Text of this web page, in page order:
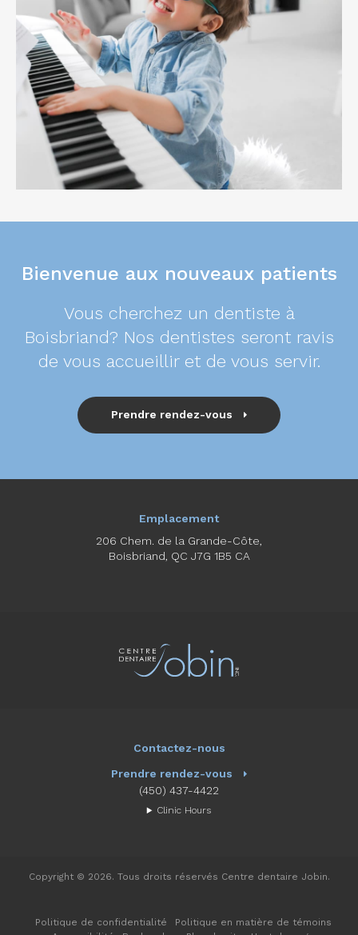
Bienvenue aux nouveaux patients
Vous cherchez un dentiste à
Boisbriand? Nos dentistes seront ravis
de vous accueillir et de vous servir.
Prendre rendez-vous
Emplacement
206 Chem. de la Grande-Côte
Boisbriand QC J7G 1B5 CA
Contactez-nous
Prendre rendez-vous
(450) 437-4422
Clinic Hours
Copyright © 2026. Tous droits réservés Centre dentaire Jobin.
Politique de confidentialité
Politique en matière de témoins